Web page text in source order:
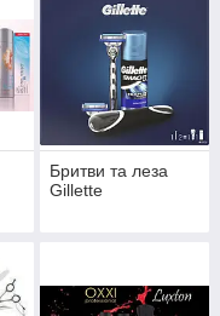
Бритви та леза
Gillette